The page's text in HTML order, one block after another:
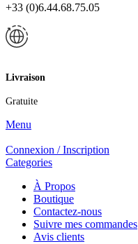
+33 (0)6.44.68.75.05
Livraison
Gratuite
Menu
Connexion / Inscription
Categories
À Propos
Boutique
Contactez-nous
Suivre mes commandes
Avis clients